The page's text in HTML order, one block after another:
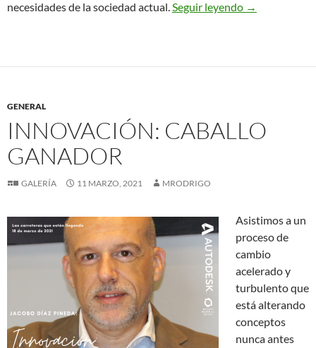
necesidades de la sociedad actual.Seguir leyendo Sistemas de
→
GENERAL
INNOVACIÓN: CABALLO
GANADOR
GALERÍA 11 MARZO, 2021 MRODRIGO
Asistimos a un
proceso de
cambio
acelerado y
turbulento que
está alterando
conceptos
nunca antes